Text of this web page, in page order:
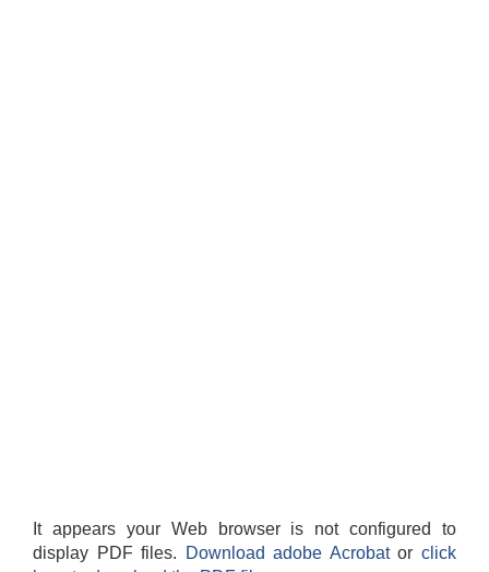
It appears your Web browser is not configured to
display PDF files.
Download adobe Acrobatorclick